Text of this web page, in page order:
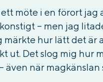
ett möte i en förort
– men jag
märkte hur lätt det är
ut. Det slog mig hur
även när magkänslan